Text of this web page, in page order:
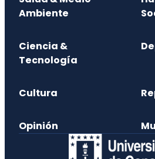
Ambiente
Ciencia &
Tecnología
Cultura
Opinión